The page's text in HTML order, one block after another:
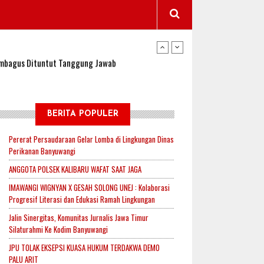
Jadi Lokasi Uji Coba Program NADI JKN
Dituntut Tanggung Jawab
Padi, Proyeksi Hasil Capai 2,4 Ton Gabah
Indonesia.id Perkuat Sinergitas Lewat Ngopi
untuk Mendukung Ketahanan Pangan Nasional
Jadi Lokasi Uji Coba Program NADI JKN
BERITA POPULER
Pererat Persaudaraan Gelar Lomba di Lingkungan Dinas
Perikanan Banyuwangi
ANGGOTA POLSEK KALIBARU WAFAT SAAT JAGA
IMAWANGI WIGNYAN X GESAH SOLONG UNEJ : Kolaborasi
Progresif Literasi dan Edukasi Ramah Lingkungan
Jalin Sinergitas, Komunitas Jurnalis Jawa Timur
Silaturahmi Ke Kodim Banyuwangi
JPU TOLAK EKSEPSI KUASA HUKUM TERDAKWA DEMO
PALU ARIT